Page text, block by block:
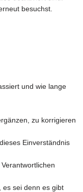
besuchst.
und wie lange
zu korrigieren
Einverständnis
es sei denn es gibt